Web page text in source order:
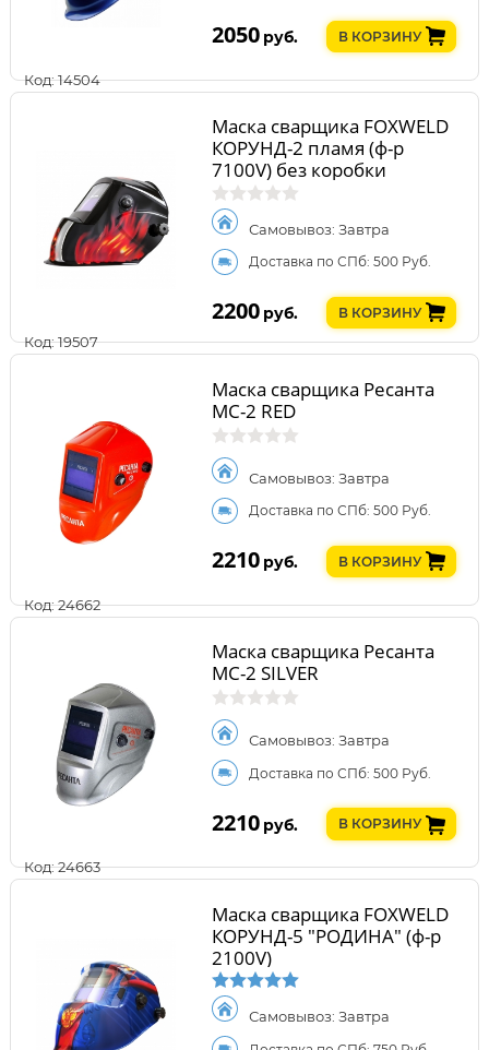
Код: 14504
2050 руб. В КОРЗИНУ
Код: 19507
Маска сварщика FOXWELD
КОРУНД-2 пламя (ф-р
7100V) без коробки
Самовывоз: Завтра
Доставка по СПб: 500 Руб.
2200 руб. В КОРЗИНУ
Код: 24662
Маска сварщика Ресанта
МС-2 RED
Самовывоз: Завтра
Доставка по СПб: 500 Руб.
2210 руб. В КОРЗИНУ
Код: 24663
Маска сварщика Ресанта
МС-2 SILVER
Самовывоз: Завтра
Доставка по СПб: 500 Руб.
2210 руб. В КОРЗИНУ
Маска сварщика FOXWELD
КОРУНД-5 "РОДИНА" (ф-р
2100V)
Самовывоз: Завтра